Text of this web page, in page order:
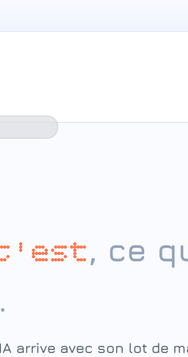
, ce
arrive avec son lot de